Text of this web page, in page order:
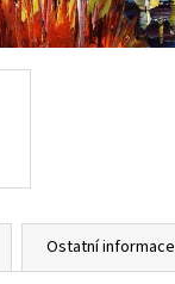
Ostatní informace